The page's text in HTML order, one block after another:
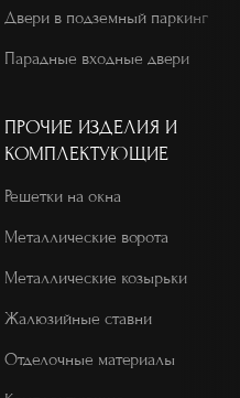
Двери в подземный паркинг
Парадные входные двери
ПРОЧИЕ ИЗДЕЛИЯ И
КОМПЛЕКТУЮЩИЕ
Решетки на окна
Металлические ворота
Металлические козырьки
Жалюзийные ставни
Отделочные материалы